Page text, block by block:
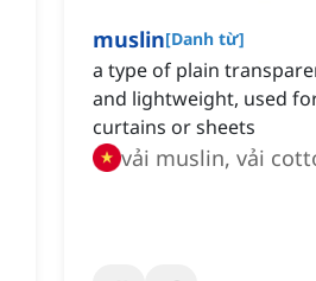
muslin[Danh từ]
a type of plain
and lightweight, used
curtains or sheets
vải muslin, vải